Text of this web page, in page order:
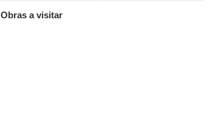
Obras a visitar